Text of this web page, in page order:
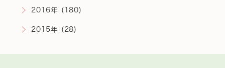
2016年 (180)
2015年 (28)